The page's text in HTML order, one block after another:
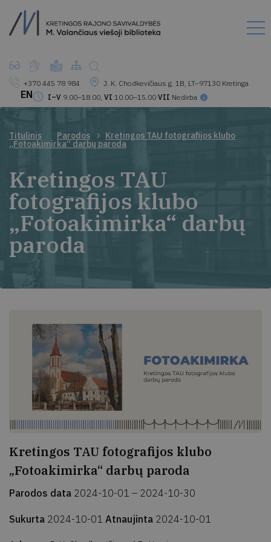
+370 445 78 984
J. K. Chodkevičiaus g. 1B, LT–97130 Kretinga
I–V 9.00–18.00, VI 10.00–15.00 VII Nedirba
EN
Titulinis Parodos Kretingos TAU fotografijos klubo
„Fotoakimirka“ darbų paroda
Kretingos TAU
fotografijos klubo
„Fotoakimirka“ darbų
paroda
Kretingos TAU fotografijos klubo
„Fotoakimirka“ darbų paroda
Parodos data 2024-10-01 – 2024-10-30
Sukurta 2024-10-01 Atnaujinta 2024-10-01